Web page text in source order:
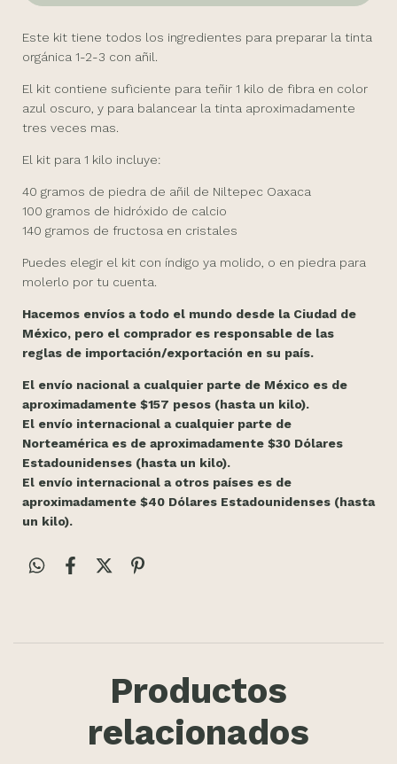
Este kit tiene todos los ingredientes para preparar la tinta
orgánica 1-2-3 con añil.
El kit contiene suficiente para teñir 1 kilo de fibra en color
azul oscuro, y para balancear la tinta aproximadamente
tres veces mas.
El kit para 1 kilo incluye:
40 gramos de piedra de añil de Niltepec Oaxaca
100 gramos de hidróxido de calcio
140 gramos de fructosa en cristales
Puedes elegir el kit con índigo ya molido, o en piedra para
molerlo por tu cuenta.
Hacemos envíos a todo el mundo desde la Ciudad de
México, pero el comprador es responsable de las
reglas de importación/exportación en su país.
El envío nacional a cualquier parte de México es de
aproximadamente $157 pesos (hasta un kilo).
El envío internacional a cualquier parte de
Norteamérica es de aproximadamente $30 Dólares
Estadounidenses (hasta un kilo).
El envío internacional a otros países es de
aproximadamente $40 Dólares Estadounidenses (hasta
un kilo).
Productos
relacionados